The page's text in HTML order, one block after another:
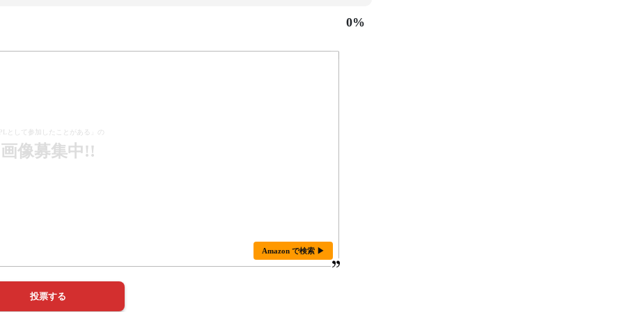
0%
として参加したことがある」の
画像募集中!!
Amazon で検索 ▶